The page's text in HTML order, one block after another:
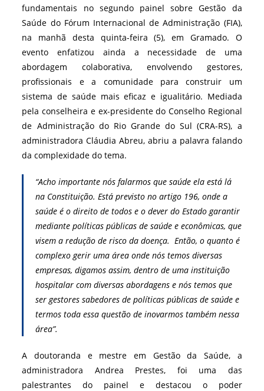
fundamentais no segundo painel sobre Gestão da
Saúde do Fórum Internacional de Administração (FIA),
na manhã desta quinta-feira (5), em Gramado. O
evento enfatizou ainda a necessidade de uma
abordagem colaborativa, envolvendo gestores,
profissionais e a comunidade para construir um
sistema de saúde mais eficaz e igualitário. Mediada
pela conselheira e ex-presidente do Conselho Regional
de Administração do Rio Grande do Sul (CRA-RS), a
administradora Cláudia Abreu, abriu a palavra falando
da complexidade do tema.
“Acho importante nós falarmos que saúde ela está lá
na Constituição. Está previsto no artigo 196, onde a
saúde é o direito de todos e o dever do Estado garantir
mediante políticas públicas de saúde e econômicas, que
visem a redução de risco da doença. Então, o quanto é
complexo gerir uma área onde nós temos diversas
empresas, digamos assim, dentro de uma instituição
hospitalar com diversas abordagens e nós temos que
ser gestores sabedores de políticas públicas de saúde e
termos toda essa questão de inovarmos também nessa
área”.
A doutoranda e mestre em Gestão da Saúde, a
administradora Andrea Prestes, foi uma das
palestrantes do painel e destacou o poder